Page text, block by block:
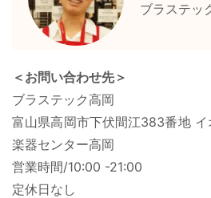
ブラステッ
＜お問い合わせ先＞
ブラステック高岡
富山県高岡市下伏間江383番地
楽器センター高岡
営業時間/10:00 -21:00
定休日なし